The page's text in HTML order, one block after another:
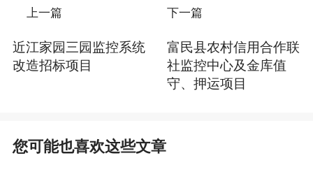
上一篇
近江家园三园监控系统
改造招标项目
下一篇
富民县农村信用合作联
社监控中心及金库值
守、押运项目
您可能也喜欢这些文章